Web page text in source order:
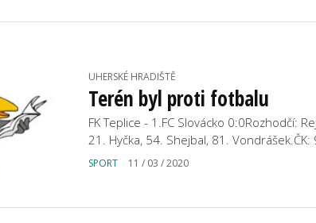
UHERSKÉ HRADIŠTĚ
Terén byl proti fotbalu
FK Teplice - 1.FC Slovácko 0:0Rozhodčí:
21. Hyčka, 54. Shejbal, 81. Vondrášek.ČK:
SPORT 11 / 03 / 2020